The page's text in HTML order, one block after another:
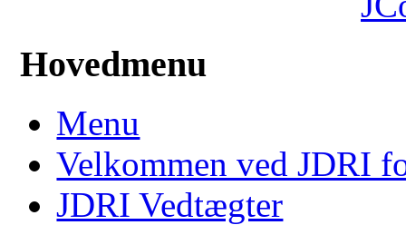
Hovedmenu
Menu
Velkommen ved JDRI
JDRI Vedtægter